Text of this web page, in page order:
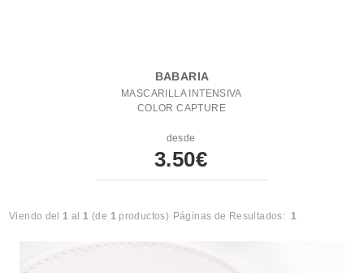
BABARIA
MASCARILLA INTENSIVA
COLOR CAPTURE
desde
3.50€
Viendo del1 al1 (de 1productos) Páginas de Resultados: 1